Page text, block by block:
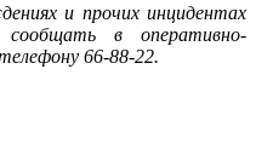
и прочих инцидентах
в оперативно-
66-88-22.